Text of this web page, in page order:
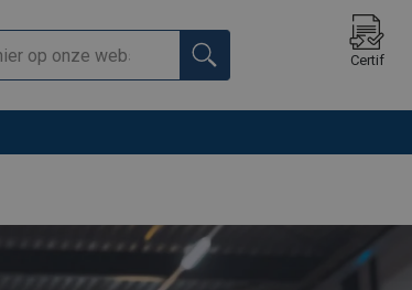
Certif
Verder